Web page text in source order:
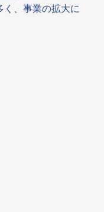
く、事業の拡大に